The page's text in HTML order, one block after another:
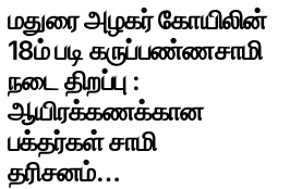
மதுரை அழகர் கோயிலின்
18ம் படி கருப்பண்ணசாமி
நடை திறப்பு :
ஆயிரக்கணக்கான
பக்தர்கள் சாமி
தரிசனம்…